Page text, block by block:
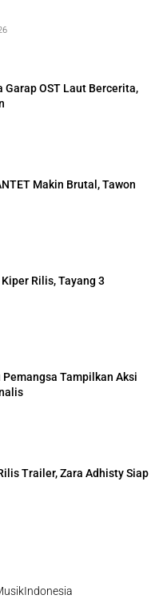
Garap OST Laut Bercerita,
Makin Brutal, Tawon
Rilis, Tayang 3
Tampilkan Aksi
Trailer, Zara Adhisty Siap